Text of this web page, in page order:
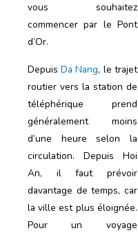
vous souhaitez
commencer par le Pont
d’Or.
DepuisDa Nang, le trajet
routier vers la station de
téléphérique prend
généralement moins
d’une heure selon la
circulation. Depuis Hoi
An, il faut prévoir
davantage de temps, car
la ville est plus éloignée.
Pour un voyage